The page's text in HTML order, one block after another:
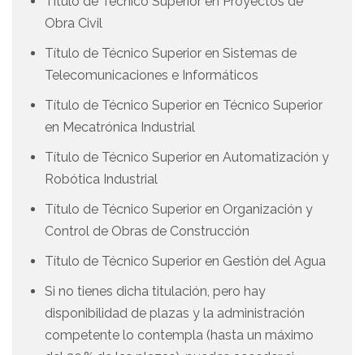
Obra Civil
Título de Técnico Superior en Sistemas de
Telecomunicaciones e Informáticos
Título de Técnico Superior en Técnico Superior
en Mecatrónica Industrial
Título de Técnico Superior en Automatización y
Robótica Industrial
Título de Técnico Superior en Organización y
Control de Obras de Construcción
Título de Técnico Superior en Gestión del Agua
Si no tienes dicha titulación, pero hay
disponibilidad de plazas y la administración
competente lo contempla (hasta un máximo